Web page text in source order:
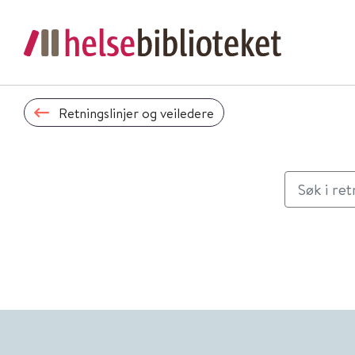
Retningslinjer og veiledere